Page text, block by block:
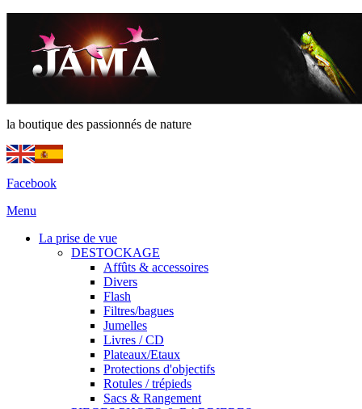
la boutique des passionnés de nature
Facebook
Menu
La prise de vue
DESTOCKAGE
Affûts & accessoires
Divers
Flash
Filtres/bagues
Jumelles
Livres / CD
Plateaux/Etaux
Protections d'objectifs
Rotules / trépieds
Sacs & Rangement